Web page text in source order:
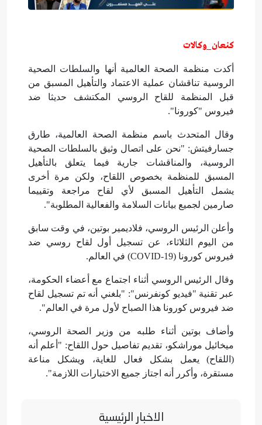
كنعان_وكالات
أكدت منظمة الصحة العالمية أنها والسلطات الصحية
الروسية تناقشان عملية الاعتماد والتأهيل المسبق من
قبل المنظمة للقاح الروسي المكتشف حديثا ضد
فيروس "كورونا".
وقال المتحدث باسم منظمة الصحة العالمية، طارق
جسارفيتش: "نحن على اتصال وثيق بالسلطات الصحية
الروسية، والمناقشات جارية فيما يتعلق بالتأهيل
المسبق للمنظمة بخصوص اللقاح، ولكن مرة أخرى
يشمل التأهيل المسبق لأي لقاح مراجعة وتقييما
صارمين لجميع بيانات السلامة والفعالية المطلوبة".
وأعلن الرئيس الروسي، فلاديمير بوتين، في وقت سابق
من اليوم الثلاثاء، عن تسجيل أول لقاح روسي ضد
فيروس كورونا (COVID-19) في العالم.
وقال الرئيس الروسي أثناء اجتماع مع أعضاء الحكومة،
عبر تقنية "فيديو كونفرنس": "بلغني أنه تم تسجيل لقاح
ضد فيروس كورونا هذا الصباح لأول مرة في العالم".
وأضاف بوتين أثناء طلبه من وزير الصحة الروسي،
ميخائيل موراشكو، تقديم تفاصيل حول اللقاح: "أعلم أنه
(اللقاح) يعمل بشكل فعال للغاية، ويشكل مناعة
مستقرة، وأكرر أنه اجتاز جميع الاختبارات اللازمة".
الاخبار الرئيسية